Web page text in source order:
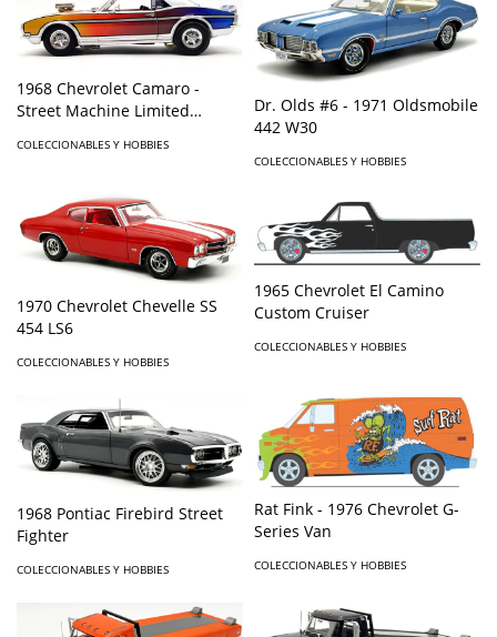
1968 Chevrolet Camaro -
Street Machine Limited
COLECCIONABLES Y HOBBIES
Dr. Olds #6 - 1971 Oldsmobile
442 W30
COLECCIONABLES Y HOBBIES
1970 Chevrolet Chevelle SS
454 LS6
COLECCIONABLES Y HOBBIES
1965 Chevrolet El Camino
Custom Cruiser
COLECCIONABLES Y HOBBIES
1968 Pontiac Firebird Street
Fighter
COLECCIONABLES Y HOBBIES
Rat Fink - 1976 Chevrolet G-
Series Van
COLECCIONABLES Y HOBBIES